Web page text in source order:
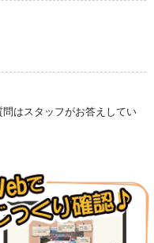
はスタッフがお答えしてい